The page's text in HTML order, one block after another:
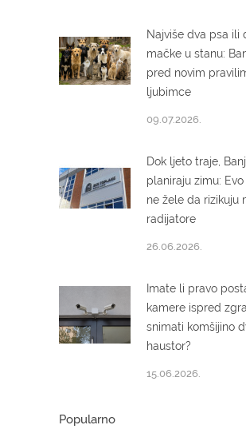
Najviše dva psa ili
mačke u stanu:
pred novim
ljubimce
09.07.2026.
Dok ljeto traje,
planiraju zimu:
ne žele da rizikuju
radijatore
26.06.2026.
Imate li pravo
kamere ispred
snimati komšijino
haustor?
15.06.2026.
Popularno